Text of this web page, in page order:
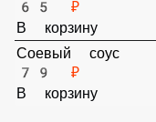
99 ₽
В корзину
Васаби